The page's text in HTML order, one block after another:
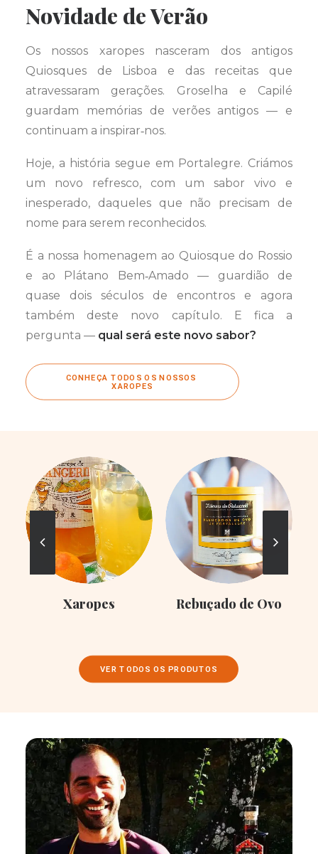
Novidade de Verão
Os nossos xaropes nasceram dos antigos
Quiosques de Lisboa e das receitas que
atravessaram gerações. Groselha e Capilé
guardam memórias de verões antigos — e
continuam a inspirar‑nos.
Hoje, a história segue em Portalegre. Criámos
um novo refresco, com um sabor vivo e
inesperado, daqueles que não precisam de
nome para serem reconhecidos.
É a nossa homenagem ao Quiosque do Rossio
e ao Plátano Bem‑Amado — guardião de
quase dois séculos de encontros e agora
também deste novo capítulo. E fica a
pergunta — qual será este novo sabor?
CONHEÇA TODOS OS NOSSOS
XAROPES
Xaropes Rebuçado de Ovo
VER TODOS OS PRODUTOS